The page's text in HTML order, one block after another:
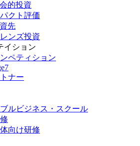
的投資
クト評価
先
ンズ投資
イション
ペティション
ナー
ルビジネス・スクール
向け研修